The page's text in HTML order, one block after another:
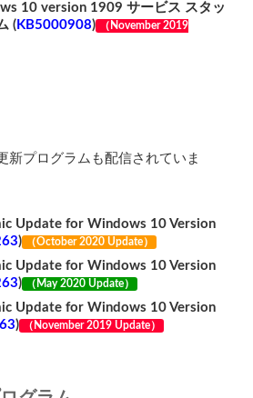
10 version 1909 サービス スタッ
(KB5000908) （ November2019
プログラムも配信されていま
Update for Windows 10 Version
) （October 2020 Update）
Update for Windows 10 Version
) （ May 2020 Update）
Update for Windows 10 Version
) （ November2019 Update）